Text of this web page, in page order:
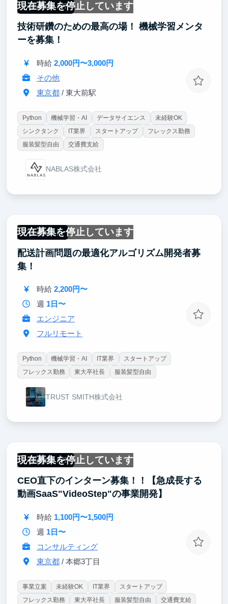
現在募集を停止しています
一部リモート可
技術研鑽のための最高の場！ 機械学習メンタ
ーを募集！
時給 2,000円〜3,000円
その他
東京都/ 東大前駅
Python 機械学習・AI データサイエンス
未経験OK
シンクタンク
IT業界 スタートアップ
フレックス勤務
服装髪型自由
交通費支給
NABLAS株式会社
現在募集を停止しています
フルリモート
配送計画問題の最適化アルゴリズム開発者募
集！
時給 2,200円〜
週 1日〜
エンジニア
フルリモート
Python 機械学習・AI IT業界
スタートアップ
フレックス勤務
東大卒社長 服装髪型自由
TRUST SMITH株式会社
現在募集を停止しています
一部リモート可
CEO直下のインターン募集！！【急成長する
動画SaaS"VideoStep"の事業開発】
時給 1,100円〜1,500円
週 1日〜
コンサルティング
東京都/ 本郷3丁目
事業立案 未経験OK IT業界
スタートアップ
フレックス勤務
東大卒社長 服装髪型自由 交通費支給